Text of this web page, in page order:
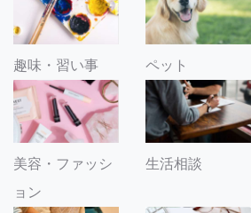
趣味・習い事 ペット
美容・ファッシ
ョン
生活相談